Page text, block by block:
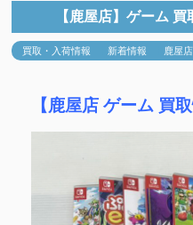
【鹿屋店】ゲーム
買取・入荷情報 新着情報 鹿屋店
【鹿屋店 ゲーム 買取